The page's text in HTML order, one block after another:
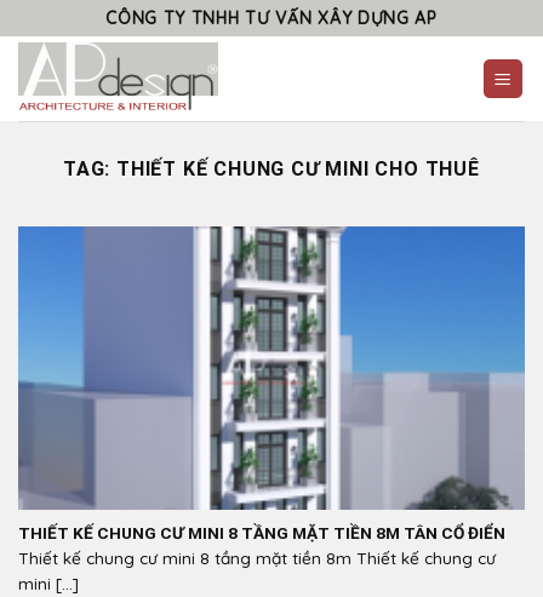
to
content
CÔNG TY TNHH TƯ VẤN XÂY DỰNG AP
TAG: THIẾT KẾ CHUNG CƯ MINI CHO THUÊ
THIẾT KẾ CHUNG CƯ MINI 8 TẦNG MẶT TIỀN 8M TÂN CỔ ĐIỂN
Thiết kế chung cư mini 8 tầng mặt tiền 8m Thiết kế chung cư
mini [...]